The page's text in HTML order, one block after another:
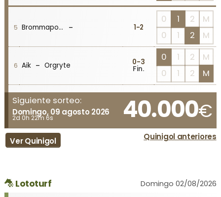
5 Brommapojkarna - 1-2
0 1 2
M
0
1 2 M
6 Aik - Orgryte 0-3
Fin.
0 1 2
M
0
1 2 M
Siguiente sorteo:
Domingo, 09 agosto 2026
2d 0h 22m 6s 40.000€
Ver Quinigol Quinigol anteriores
Lototurf
Domingo 02/08/2026